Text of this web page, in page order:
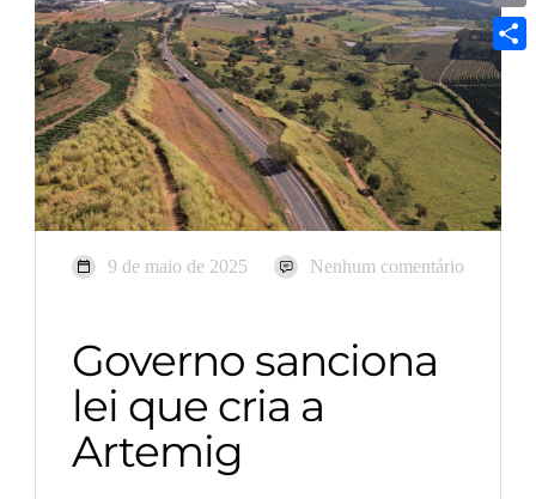
9 de maio de 2025 Nenhum comentário
Governo sanciona
lei que cria a
Artemig